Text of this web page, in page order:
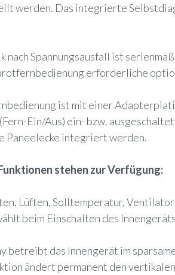
werden. Das integrierte
nach Spannungsausfall ist
erforderliche
ist mit einer
Ein/Aus) ein- bzw.
Paneelecke integriert werden.
stehen zur Verfügung:
Lüften, Solltemperatur,
beim Einschalten des
betreibt das Innengerät im
ändert permanent den